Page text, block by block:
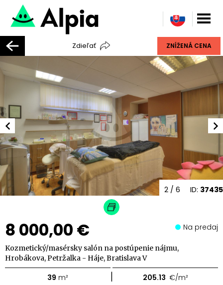
Zdieľať ZNÍŽENÁ CENA
ID: 37435
2 / 6
8 000,00 € Na predaj
Kozmetický/masérsky salón na postúpenie nájmu,
Hrobákova, Petržalka - Háje, Bratislava V
39 m² | 205.13 €/m²